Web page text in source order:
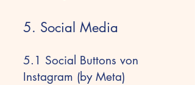
5. Social Media
5.1 Social Buttons von
Instagram (by Meta)